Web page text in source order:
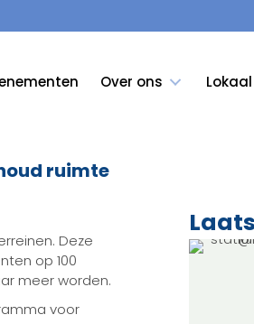
Over ons Lokaal
ruimte
Deze
op 100
meer worden.
voor